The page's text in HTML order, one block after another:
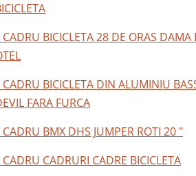
CADRU BICICLETA 28 DE ORAS DAMA
CADRU BICICLETA DIN ALUMINIU
FARA FURCA
CADRU BMX DHS JUMPER ROTI 20 "
CADRU CADRURI CADRE BICICLETA